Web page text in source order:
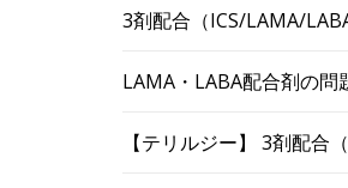
3剤配合（ICS/LAMA/
LAMA・LABA配合剤の問
【テリルジー】 3剤配合